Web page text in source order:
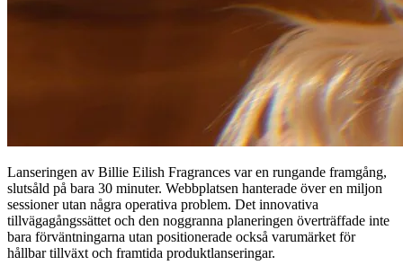
Lanseringen av Billie Eilish Fragrances var en rungande framgång,
slutsåld på bara 30 minuter. Webbplatsen hanterade över en miljon
sessioner utan några operativa problem. Det innovativa
tillvägagångssättet och den noggranna planeringen överträffade inte
bara förväntningarna utan positionerade också varumärket för
hållbar tillväxt och framtida produktlanseringar.